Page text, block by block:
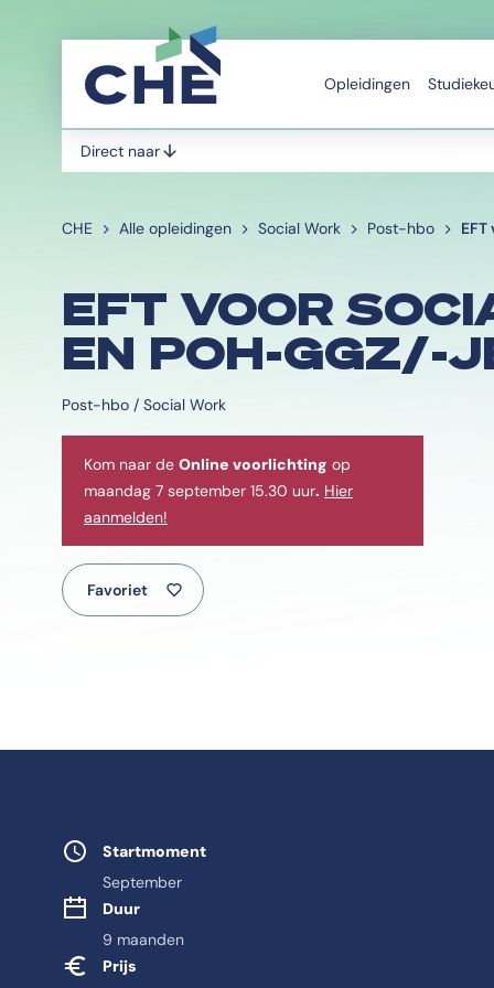
Opleidingen
Direct naar
CHE Alle opleidingen Social Work Post-hbo
EFT VOOR
EN POH-GGZ/-
Post-hbo / Social Work
Kom naar de Online voorlichting op
maandag 7 september 15.30 uur. Hier
aanmelden!
Favoriet
Startmoment
September
Duur
9 maanden
Prijs